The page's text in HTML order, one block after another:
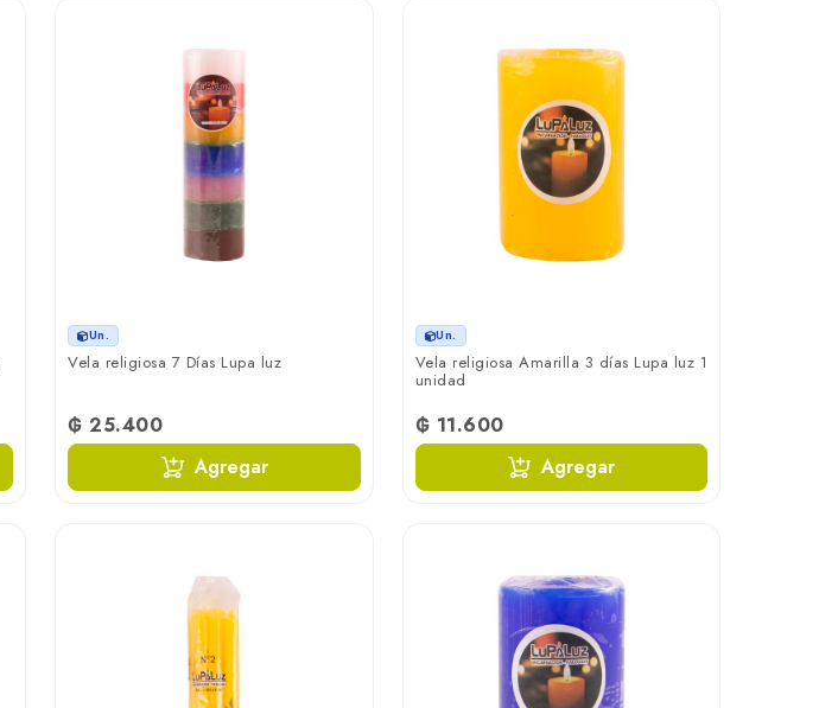
Un.
Vela religiosa 7 Días Lupa luz
₲ 25.400
Agregar
Un.
Vela religiosa Amarilla 3 días Lupa luz 1
unidad
₲ 11.600
Agregar